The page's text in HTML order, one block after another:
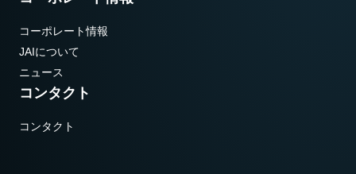
コーポレート情報
JAIについて
ニュース
コンタクト
コンタクト